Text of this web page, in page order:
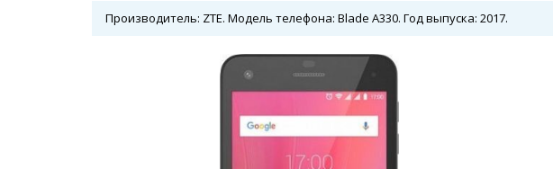
Производитель: ZTE. Модель телефона: Blade A330. Год выпуска: 2017.